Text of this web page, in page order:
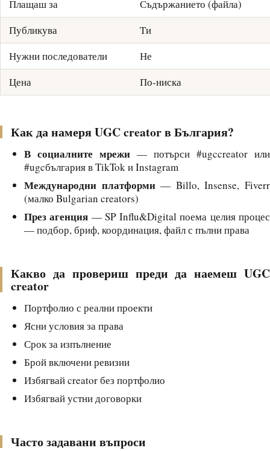
Плащаш за
Съдържанието (файла)
Публикува
Ти
Нужни последователи
Не
Цена
По-ниска
Как да намеря UGC creator в България?
В социалните мрежи — потърси #ugccreator или
#ugcбългария в TikTok и Instagram
Международни платформи— Billo, Insense, Fiverr
(малко Bulgarian creators)
През агенция — SP Influ&Digital поема целия процес
— подбор, бриф, координация, файл с пълни права
Какво да провериш преди да наемеш UGC
creator
Портфолио с реални проекти
Ясни условия за права
Срок за изпълнение
Брой включени ревизии
Избягвай creator без портфолио
Избягвай устни договорки
Часто задавани въпроси